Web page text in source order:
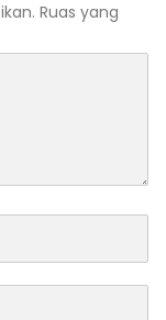
Ruas yang